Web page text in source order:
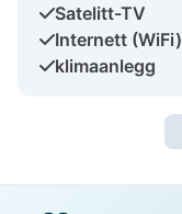
Satelitt-TV
Internett (WiFi)
klimaanlegg